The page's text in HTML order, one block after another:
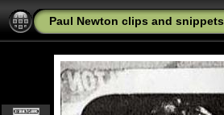
Paul Newton clips and snippets